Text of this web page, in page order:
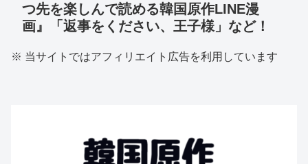
つ先を楽しんで読める韓国原作LINE漫
画』「返事をください、王子様」など！
※ 当サイトではアフィリエイト広告を利用しています